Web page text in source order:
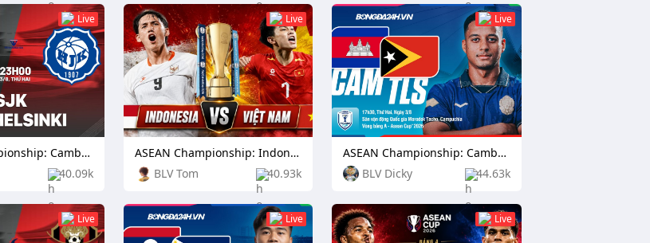
Live
40.09k
ASEAN Championship: Cambodia vs Laos
Live
BLV Tom 40.93k
ASEAN Championship: Indonesia vs Vietnam
Live
BLV Dicky 44.63k
ASEAN Championship: Cambodia vs Timor Leste
Live Live Live